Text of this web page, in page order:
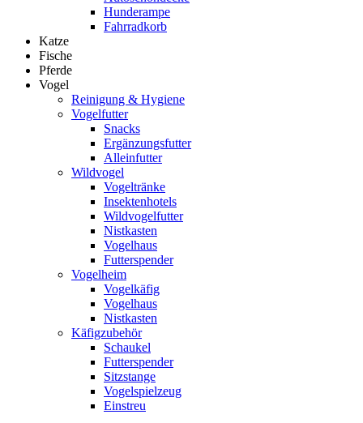
Hunderampe
Fahrradkorb
Katze
Fische
Pferde
Vogel
Reinigung & Hygiene
Vogelfutter
Snacks
Ergänzungsfutter
Alleinfutter
Wildvogel
Vogeltränke
Insektenhotels
Wildvogelfutter
Nistkasten
Vogelhaus
Futterspender
Vogelheim
Vogelkäfig
Vogelhaus
Nistkasten
Käfigzubehör
Schaukel
Futterspender
Sitzstange
Vogelspielzeug
Einstreu